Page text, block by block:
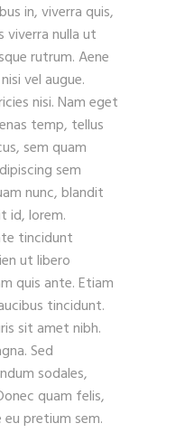
in, viverra quis,
viverra nulla ut
rutrum. Aene
vel augue.
nisi. Nam eget
temp, tellus
sem quam
sem
nunc, blandit
id, lorem.
tincidunt
ut libero
quis ante. Etiam
tincidunt.
sit amet nibh.
Sed
sodales,
quam felis,
pretium sem.